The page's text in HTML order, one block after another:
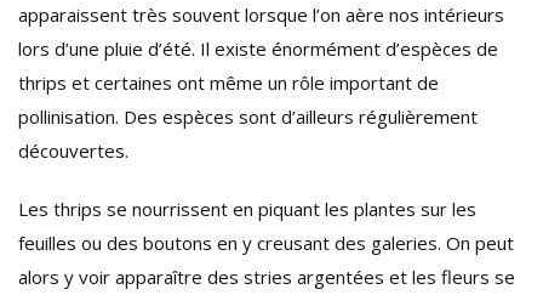
apparaissent très souvent lorsque l’on aère nos intérieurs
lors d’une pluie d’été. Il existe énormément d’espèces de
thrips et certaines ont même un rôle important de
pollinisation. Des espèces sont d’ailleurs régulièrement
découvertes.
Les thrips se nourrissent en piquant les plantes sur les
feuilles ou des boutons en y creusant des galeries. On peut
alors y voir apparaître des stries argentées et les fleurs se